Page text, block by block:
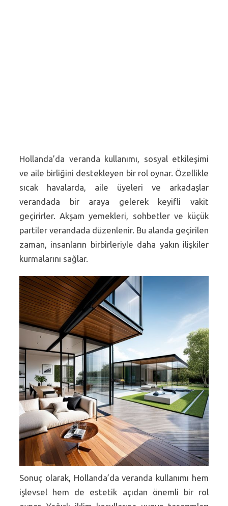
Hollanda’da veranda kullanımı, sosyal etkileşimi
ve aile birliğini destekleyen bir rol oynar. Özellikle
sıcak havalarda, aile üyeleri ve arkadaşlar
verandada bir araya gelerek keyifli vakit
geçirirler. Akşam yemekleri, sohbetler ve küçük
partiler verandada düzenlenir. Bu alanda geçirilen
zaman, insanların birbirleriyle daha yakın ilişkiler
kurmalarını sağlar.
Sonuç olarak, Hollanda’da veranda kullanımı hem
işlevsel hem de estetik açıdan önemli bir rol